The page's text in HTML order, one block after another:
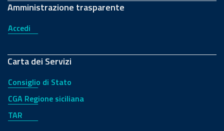
Amministrazione trasparente
Accedi
Carta dei Servizi
Consiglio di Stato
CGA Regione siciliana
TAR